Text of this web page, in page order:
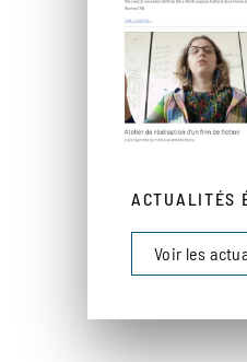
ACTUALITÉS
Voir les